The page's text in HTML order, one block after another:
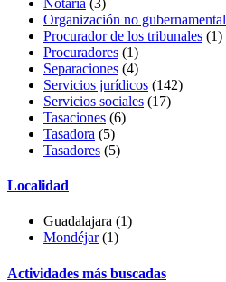
Organización no gubernamental
Procurador de los tribunales (1)
Procuradores (1)
Separaciones (4)
Servicios jurídicos (142)
Servicios sociales (17)
Tasaciones (6)
Tasadora (5)
Tasadores (5)
Localidad
Guadalajara (1)
Mondéjar(1)
Actividades más buscadas